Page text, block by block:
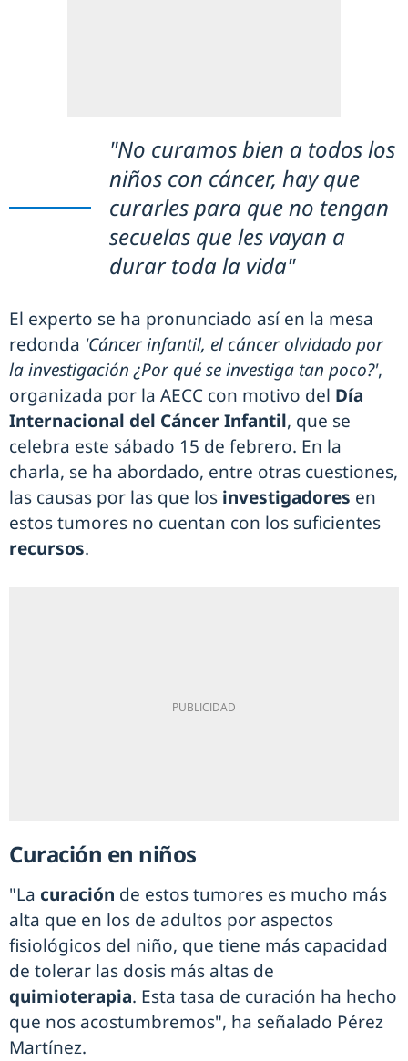
"No curamos bien a todos los
niños con cáncer, hay que
curarles para que no tengan
secuelas que les vayan a
durar toda la vida"
El experto se ha pronunciado así en la mesa
redonda 'Cáncer infantil, el cáncer olvidado por
la investigación ¿Por qué se investiga tan poco?',
organizada por la AECC con motivo del Día
Internacional del Cáncer Infantil, que se
celebra este sábado 15 de febrero. En la
charla, se ha abordado, entre otras cuestiones,
las causas por las que los investigadores en
estos tumores no cuentan con los suficientes
recursos.
Curación en niños
"La curación de estos tumores es mucho más
alta que en los de adultos por aspectos
fisiológicos del niño, que tiene más capacidad
de tolerar las dosis más altas de
quimioterapia. Esta tasa de curación ha hecho
que nos acostumbremos", ha señalado Pérez
Martínez.